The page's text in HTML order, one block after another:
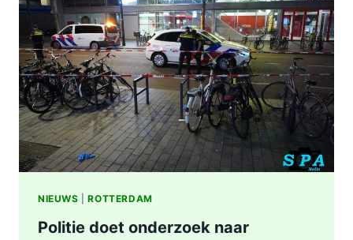
NIEUWS |ROTTERDAM
Politie doet onderzoek naar